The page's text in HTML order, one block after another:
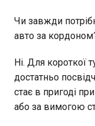
Чи завжди
авто за
Ні. Для короткої
достатньо
стає в пригоді
або за вимогою